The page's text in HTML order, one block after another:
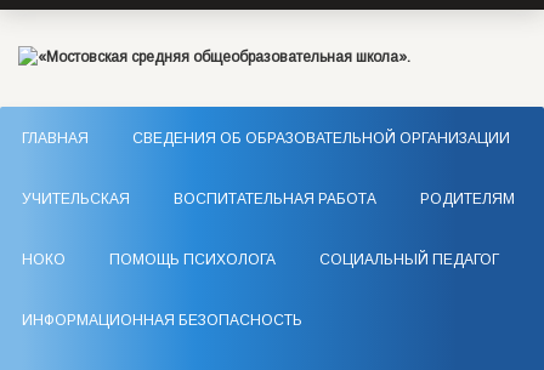
ГЛАВНАЯ СВЕДЕНИЯ ОБ ОБРАЗОВАТЕЛЬНОЙ ОРГАНИЗАЦИИ
УЧИТЕЛЬСКАЯ ВОСПИТАТЕЛЬНАЯ РАБОТА РОДИТЕЛЯМ
НОКО ПОМОЩЬ ПСИХОЛОГА СОЦИАЛЬНЫЙ ПЕДАГОГ
ИНФОРМАЦИОННАЯ БЕЗОПАСНОСТЬ